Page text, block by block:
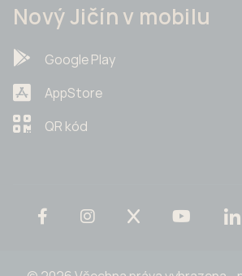
Nový Jičín v mobilu
Google Play
AppStore
QR kód